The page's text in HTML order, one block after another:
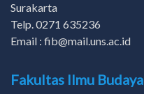
Surakarta
Telp. 0271 635236
Email : fib@mail.uns.ac.id
Fakultas Ilmu Budaya